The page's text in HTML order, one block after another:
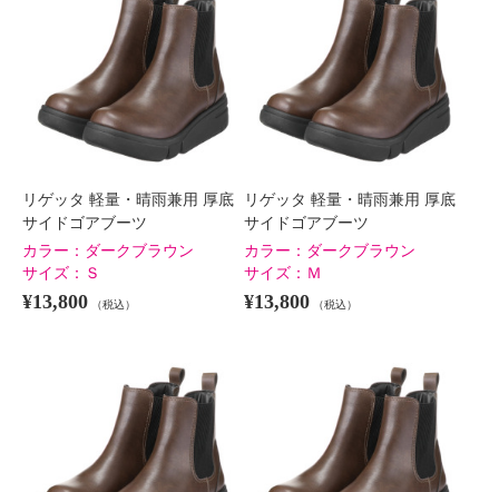
リゲッタ 軽量・晴雨兼用 厚底
サイドゴアブーツ
カラー： ダークブラウン
サイズ： Ｓ
¥13,800 （税込）
リゲッタ 軽量・晴雨兼用 厚底
サイドゴアブーツ
カラー： ダークブラウン
サイズ： Ｍ
¥13,800 （税込）